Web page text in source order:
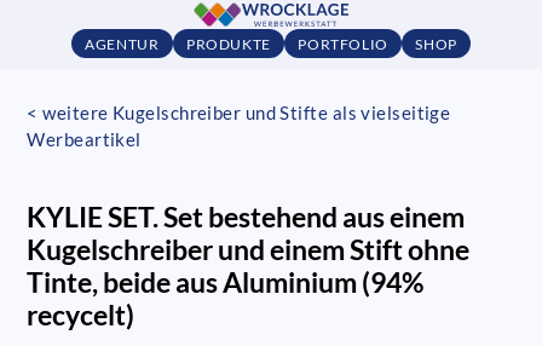
AGENTUR PRODUKTE PORTFOLIO SHOP
< weitere Kugelschreiber und Stifte als vielseitige
Werbeartikel
KYLIE SET. Set bestehend aus einem
Kugelschreiber und einem Stift ohne
Tinte, beide aus Aluminium (94%
recycelt)